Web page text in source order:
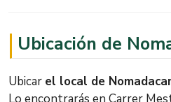
Ubicación de
Ubicar el local de